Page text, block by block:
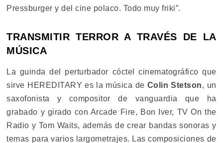
Pressburger y del cine polaco. Todo muy friki”.
TRANSMITIR TERROR A TRAVÉS DE LA
MÚSICA
La guinda del perturbador cóctel cinematográfico que
sirve HEREDITARY es la música de Colin Stetson, un
saxofonista y compositor de vanguardia que ha
grabado y girado con Arcade Fire, Bon Iver, TV On the
Radio y Tom Waits, además de crear bandas sonoras y
temas para varios largometrajes. Las composiciones de